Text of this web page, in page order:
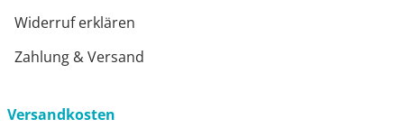
Widerruf erklären
Zahlung & Versand
Versandkosten